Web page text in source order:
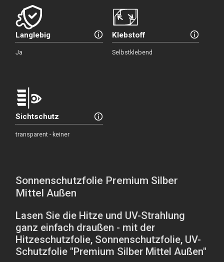
Langlebig
Ja
Klebstoff
Selbstklebend
Sichtschutz
transparent - keiner
Sonnenschutzfolie Premium Silber
Mittel Außen
Lasen Sie die Hitze und UV-Strahlung
ganz einfach draußen - mit der
Hitzeschutzfolie, Sonnenschutzfolie, UV-
Schutzfolie "Premium Silber Mittel Außen"